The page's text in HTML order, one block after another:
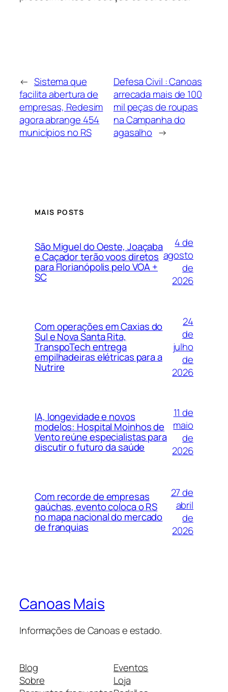
← Sistema que
facilita abertura de
empresas, Redesim
agora abrange 454
municípios no RS
Defesa Civil : Canoas
arrecada mais de 100
mil peças de roupas
na Campanha do
agasalho →
MAIS POSTS
São Miguel do Oeste, Joaçaba
e Caçador terão voos diretos
para Florianópolis pelo VOA +
SC
4 de
agosto
de
2026
Com operações em Caxias do
Sul e Nova Santa Rita,
TranspoTech entrega
empilhadeiras elétricas para a
Nutrire
24
de
julho
de
2026
IA, longevidade e novos
modelos: Hospital Moinhos de
Vento reúne especialistas para
discutir o futuro da saúde
11 de
maio
de
2026
Com recorde de empresas
gaúchas, evento coloca o RS
no mapa nacional do mercado
de franquias
27 de
abril
de
2026
Canoas Mais
Informações de Canoas e estado.
Blog
Sobre
Eventos
Loja